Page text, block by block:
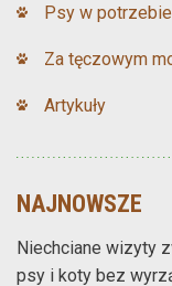
Psy w potrzebie
Za tęczowym
Artykuły
NAJNOWSZE
Niechciane wizyty
psy i koty bez